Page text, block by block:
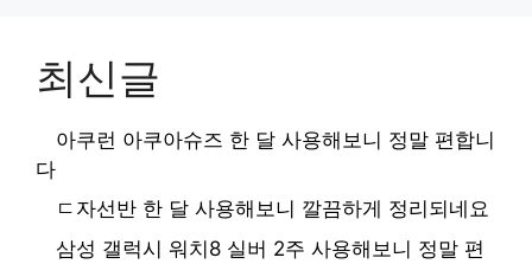
최신글
아쿠런 아쿠아슈즈 한 달 사용해보니 정말 편합니
다
ㄷ자선반 한 달 사용해보니 깔끔하게 정리되네요
삼성 갤럭시 워치8 실버 2주 사용해보니 정말 편